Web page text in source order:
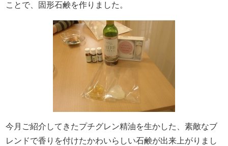
ことで、固形石鹸を作りました。
今月ご紹介してきたプチグレン精油を生かした、素敵なブ
レンドで香りを付けたかわいらしい石鹸が出来上がりまし